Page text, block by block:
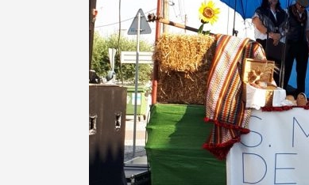
Termo de Pesquisa
Categorias gerais